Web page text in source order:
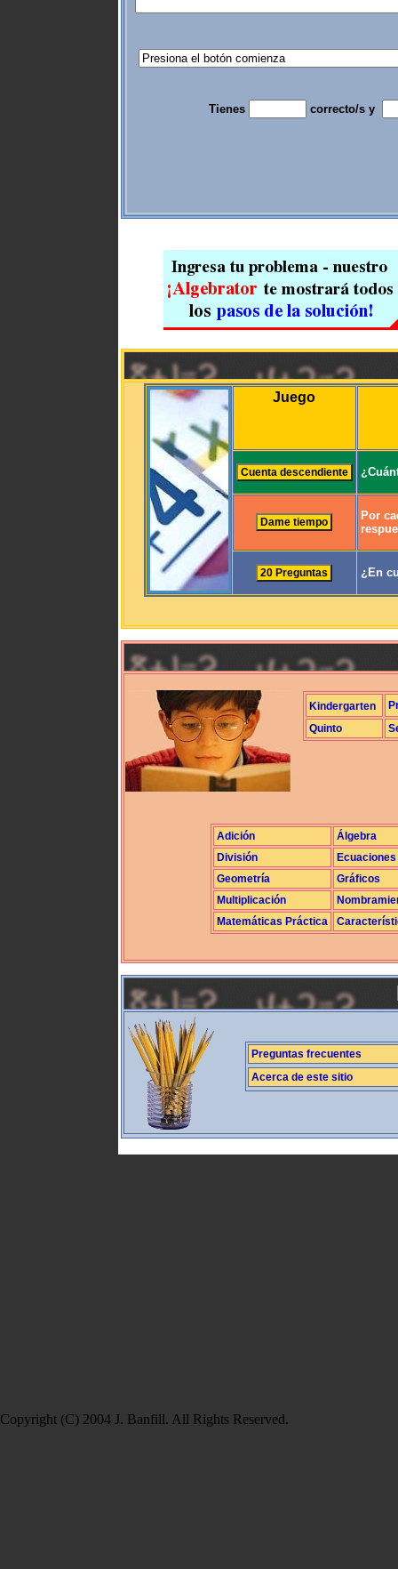
Tienes correcto/s y
Juego
Por
¿En
Kindergarten
Quinto
Adición
Álgebra
División
Ecuaciones
Geometría
Gráficos
Multiplicación
Matemáticas Práctica
Preguntas frecuentes
Acerca de este sitio
Copyright (C) 2004 J. Banfill. All Rights Reserved.